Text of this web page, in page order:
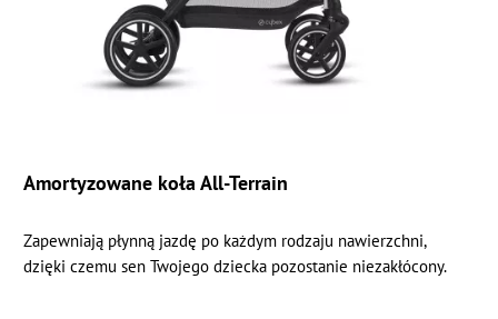
Amortyzowane koła All-Terrain
Zapewniają płynną jazdę po każdym rodzaju nawierzchni,
dzięki czemu sen Twojego dziecka pozostanie niezakłócony.